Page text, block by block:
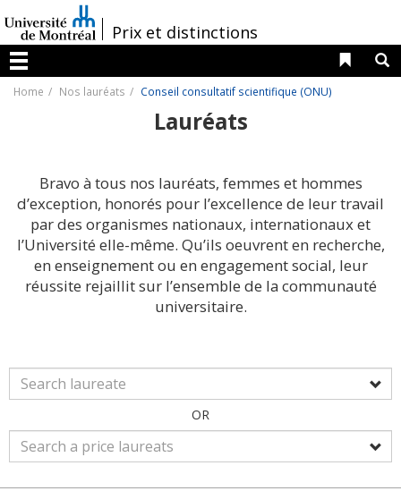
au
contenu
/Prix et distinctions
Menu
Liens
Home Nos lauréats Conseil consultatif scientifique (ONU)
Lauréats
Bravo à tous nos lauréats, femmes et hommes
d’exception, honorés pour l’excellence de leur travail
par des organismes nationaux, internationaux et
l’Université elle-même. Qu’ils oeuvrent en recherche,
en enseignement ou en engagement social, leur
réussite rejaillit sur l’ensemble de la communauté
universitaire.
OR